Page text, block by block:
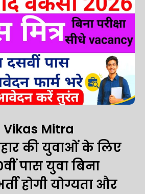
Mitra
की युवाओं के लिए
पास युवा बिना
होगी योग्यता और